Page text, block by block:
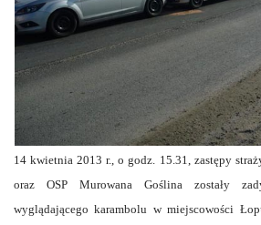
14 kwietnia 2013 r., o godz. 15.31, zastępy
oraz OSP Murowana Goślina zostały
wyglądającego karambolu w miejscowości